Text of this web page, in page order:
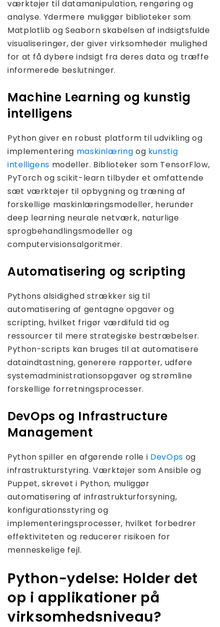
værktøjer til datamanipulation, rengøring og
analyse. Ydermere muliggør biblioteker som
Matplotlib og Seaborn skabelsen af ​​indsigtsfulde
visualiseringer, der giver virksomheder mulighed
for at få dybere indsigt fra deres data og træffe
informerede beslutninger.
Machine Learning og kunstig
intelligens
Python giver en robust platform til udvikling og
implementering maskinlæring og kunstig
intelligens modeller. Biblioteker som TensorFlow,
PyTorch og scikit-learn tilbyder et omfattende
sæt værktøjer til opbygning og træning af
forskellige maskinlæringsmodeller, herunder
deep learning neurale netværk, naturlige
sprogbehandlingsmodeller og
computervisionsalgoritmer.
Automatisering og scripting
Pythons alsidighed strækker sig til
automatisering af gentagne opgaver og
scripting, hvilket frigør værdifuld tid og
ressourcer til mere strategiske bestræbelser.
Python-scripts kan bruges til at automatisere
dataindtastning, generere rapporter, udføre
systemadministrationsopgaver og strømline
forskellige forretningsprocesser.
DevOps og Infrastructure
Management
Python spiller en afgørende rolle i DevOps og
infrastrukturstyring. Værktøjer som Ansible og
Puppet, skrevet i Python, muliggør
automatisering af infrastrukturforsyning,
konfigurationsstyring og
implementeringsprocesser, hvilket forbedrer
effektiviteten og reducerer risikoen for
menneskelige fejl.
Python-ydelse: Holder det
op i applikationer på
virksomhedsniveau?